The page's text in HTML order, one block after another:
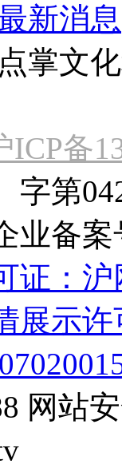
新消息
点掌文
备
字第
业备案
证：
展示许
网站